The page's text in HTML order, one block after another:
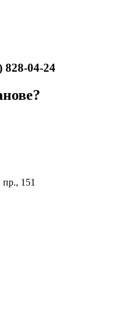
828-04-24
151